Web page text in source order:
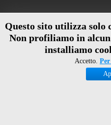
Questo sito utilizza solo
Non profiliamo in
installiamo
Accetto.